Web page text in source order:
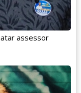
assessor